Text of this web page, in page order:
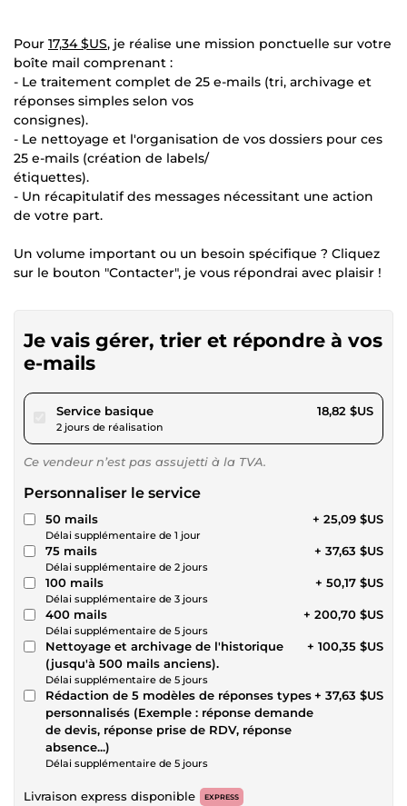
Pour 17,34 $US, je réalise une mission ponctuelle sur votre
boîte mail comprenant :
- Le traitement complet de 25 e-mails (tri, archivage et
réponses simples selon vos
consignes).
- Le nettoyage et l'organisation de vos dossiers pour ces
25 e-mails (création de labels/
étiquettes).
- Un récapitulatif des messages nécessitant une action
de votre part.
Un volume important ou un besoin spécifique ? Cliquez
sur le bouton "Contacter", je vous répondrai avec plaisir !
Je vais gérer, trier et répondre à vos
e-mails
Service basiquepour 17,34 $US
2 jours de réalisation
18,82 $US
Ce vendeur n’est pas assujetti à la TVA.
Personnaliser le service
50 mails
Délai supplémentaire de 1 jour
+ 25,09 $US
75 mails
Délai supplémentaire de 2 jours
+ 37,63 $US
100 mails
Délai supplémentaire de 3 jours
+ 50,17 $US
400 mails
Délai supplémentaire de 5 jours
+ 200,70 $US
Nettoyage et archivage de l'historique
(jusqu'à 500 mails anciens).
Délai supplémentaire de 5 jours
+ 100,35 $US
Rédaction de 5 modèles de réponses types
personnalisés (Exemple : réponse demande
de devis, réponse prise de RDV, réponse
absence...)
Délai supplémentaire de 5 jours
+ 37,63 $US
Livraison express disponible EXPRESS